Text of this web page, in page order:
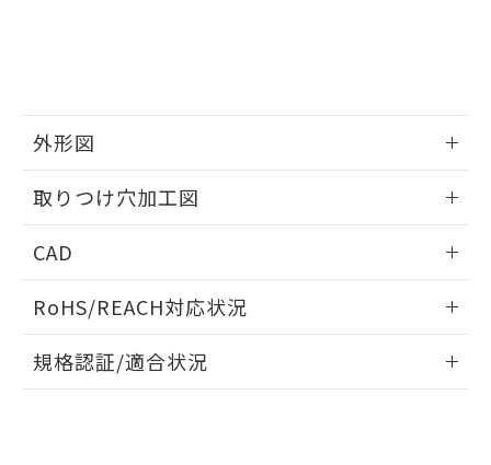
外形図
取りつけ穴加工図
CAD
ドすることができます。
ログイン/会員登録
RoHS/REACH対応状況
EU RoHS 注意事項・凡例
規格認証/適合状況
および当社の共同利用者が、当社の製
※当社の共同利用者とは、
の共同利用に関して"
の「1.共同利
とができます。
EU RoHS指令（10物質）の非含有証明書
ものではありません。
また、RoHS指令のフタル酸エステル類４
物質の対応では、対応完了までの期間は出
荷製品に未対応品が混在することから備考
欄に対応日を記載しておりました。